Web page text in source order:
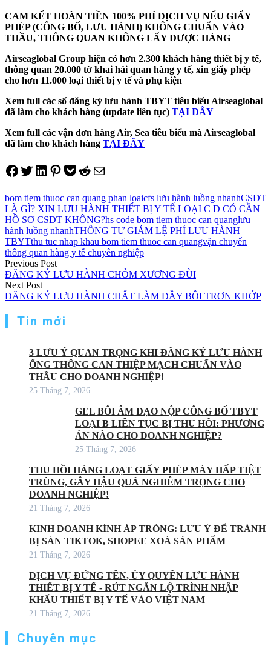
CAM KẾT HOÀN TIỀN 100% PHÍ DỊCH VỤ NẾU GIẤY
PHÉP (CÔNG BỐ, LƯU HÀNH) KHÔNG CHUẨN VÀO
THẦU, THÔNG QUAN KHÔNG LẤY ĐƯỢC HÀNG
Airseaglobal Group hiện có hơn 2.300 khách hàng thiết bị y tế,
thông quan 20.000 tờ khai hải quan hàng y tế, xin giấy phép
cho hơn 11.000 loại thiết bị y tế và phụ kiện
Xem full các số đăng ký lưu hành TBYT tiêu biểu Airseaglobal
đã làm cho khách hàng (update liên tục) TẠI ĐÂY
Xem full các vận đơn hàng Air, Sea tiêu biểu mà Airseaglobal
đã làm cho khách hàng TẠI ĐÂY
Share on Facebook
Tweet on Twitter
Share on LinkedIn
Pin on Pinterest
Save to pocket
Share on Reddit
Share via Email
bom tiem thuoc can quang phan loaicfs lưu hành luồng nhanhCSDT
LÀ GÌ? XIN LƯU HÀNH THIẾT BỊ Y TẾ LOẠI C D CÓ CẦN
HỒ SƠ CSDT KHÔNG?hs code bom tiem thuoc can quanglưu
hành luồng nhanhTHÔNG TƯ GIẢM LỆ PHÍ LƯU HÀNH
TBYTthu tuc nhap khau bom tiem thuoc can quangvận chuyển
thông quan hàng y tế chuyên nghiệp
Điều
hướng
bài
viết
Previous Post
ĐĂNG KÝ LƯU HÀNH CHỎM XƯƠNG ĐÙI
Next Post
ĐĂNG KÝ LƯU HÀNH CHẤT LÀM ĐẦY BÔI TRƠN KHỚP
Tin mới
3 LƯU Ý QUAN TRỌNG KHI ĐĂNG KÝ LƯU HÀNH
ỐNG THÔNG CAN THIỆP MẠCH CHUẨN VÀO
THẦU CHO DOANH NGHIỆP!
25 Tháng 7, 2026
GEL BÔI ÂM ĐẠO NỘP CÔNG BỐ TBYT
LOẠI B LIÊN TỤC BỊ THU HỒI: PHƯƠNG
ÁN NÀO CHO DOANH NGHIỆP?
25 Tháng 7, 2026
THU HỒI HÀNG LOẠT GIẤY PHÉP MÁY HẤP TIỆT
TRÙNG, GÂY HẬU QUẢ NGHIÊM TRỌNG CHO
DOANH NGHIỆP!
21 Tháng 7, 2026
KINH DOANH KÍNH ÁP TRÒNG: LƯU Ý ĐỂ TRÁNH
BỊ SÀN TIKTOK, SHOPEE XOÁ SẢN PHẨM
21 Tháng 7, 2026
DỊCH VỤ ĐỨNG TÊN, ỦY QUYỀN LƯU HÀNH
THIẾT BỊ Y TẾ - RÚT NGẮN LỘ TRÌNH NHẬP
KHẨU THIẾT BỊ Y TẾ VÀO VIỆT NAM
21 Tháng 7, 2026
Chuyên mục